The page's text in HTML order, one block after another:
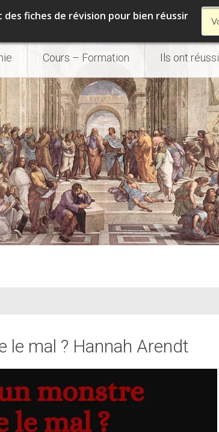
Cours – Formation Ils ont réussi
le mal ? Hannah Arendt
fiches de révision pour bien réussir